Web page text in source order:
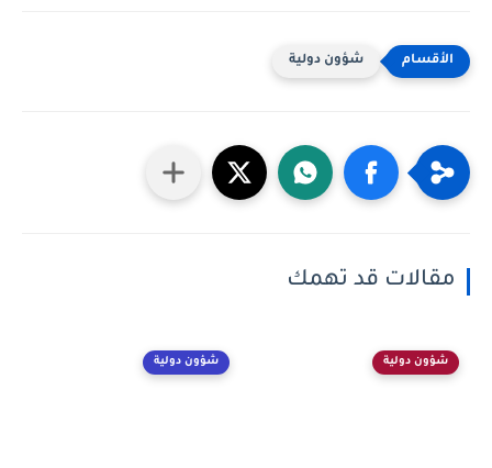
شؤون دولية
مقالات قد تهمك
شؤون دولية شؤون دولية